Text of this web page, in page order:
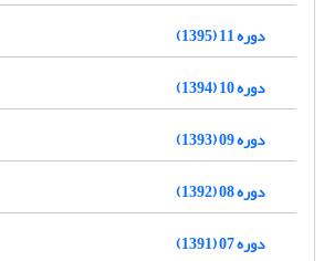
دوره 11 (1395)
دوره 10 (1394)
دوره 09 (1393)
دوره 08 (1392)
دوره 07 (1391)